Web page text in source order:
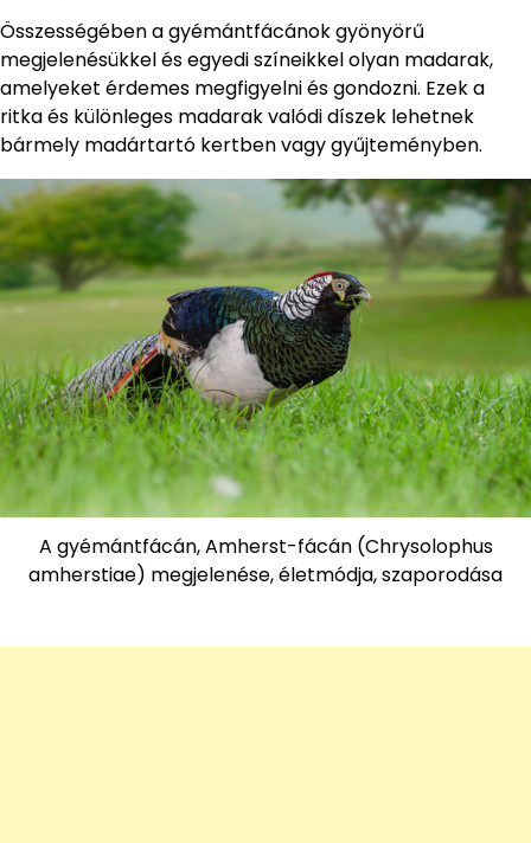
Összességében a gyémántfácánok gyönyörű
megjelenésükkel és egyedi színeikkel olyan madarak,
amelyeket érdemes megfigyelni és gondozni. Ezek a
ritka és különleges madarak valódi díszek lehetnek
bármely madártartó kertben vagy gyűjteményben.
A gyémántfácán, Amherst-fácán (Chrysolophus
amherstiae) megjelenése, életmódja, szaporodása